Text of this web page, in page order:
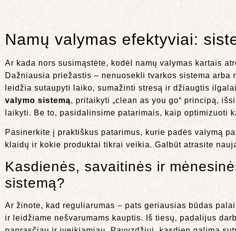
Namų valymas efektyviai:
Ar kada nors susimąstėte, kodėl namų valymas kartais
Dažniausia priežastis – nenuosekli tvarkos sistema
leidžia sutaupyti laiko, sumažinti stresą ir džiaugtis
valymo sistemą, pritaikyti „clean as you go“ principą,
laikyti. Be to, pasidalinsime patarimais, kaip optimizuoti
Pasinerkite į praktiškus patarimus, kurie padės valymą
klaidų ir kokie produktai tikrai veikia. Galbūt atrasite
Kasdienės, savaitinės ir
sistemą?
Ar žinote, kad reguliarumas – pats geriausias būdas
ir leidžiame nešvarumams kauptis. Iš tiesų, padalijus